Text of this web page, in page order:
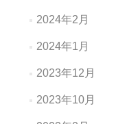
2024年2月
2024年1月
2023年12月
2023年10月